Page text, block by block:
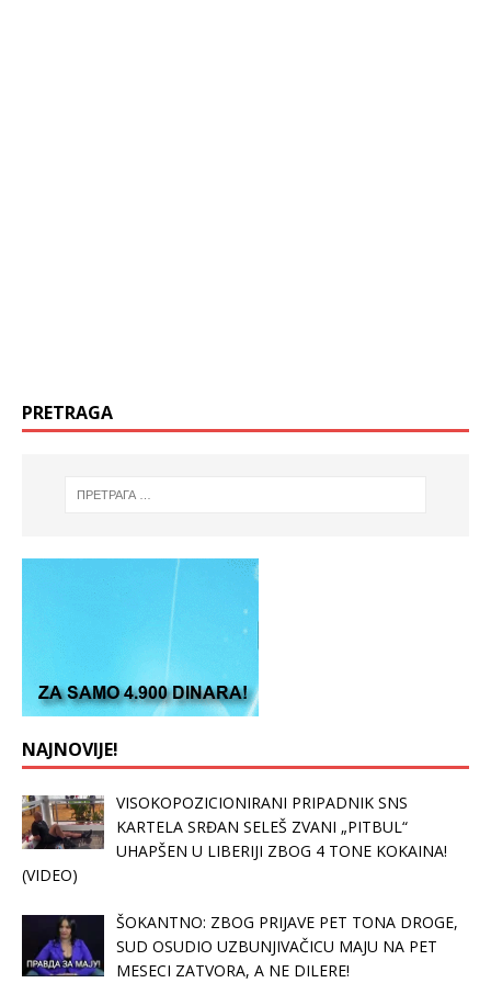
PRETRAGA
NAJNOVIJE!
VISOKOPOZICIONIRANI PRIPADNIK SNS
KARTELA SRĐAN SELEŠ ZVANI „PITBUL“
UHAPŠEN U LIBERIJI ZBOG 4 TONE KOKAINA!
(VIDEO)
ŠOKANTNO: ZBOG PRIJAVE PET TONA DROGE,
SUD OSUDIO UZBUNJIVAČICU MAJU NA PET
MESECI ZATVORA, A NE DILERE!